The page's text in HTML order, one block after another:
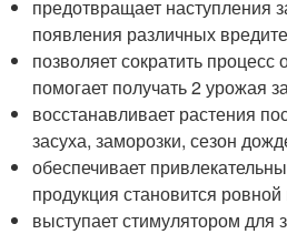
предотвращает наступления
появления различных
позволяет сократить
помогает получать 2 урожая
восстанавливает растения
засуха, заморозки, сезон
обеспечивает
продукция становится
выступает стимулятором для